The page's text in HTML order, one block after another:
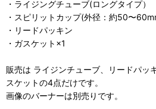
・ライジングチューブ(ロングタイプ）
・スピリットカップ(外径：約50〜
・リードパッキン
・ガスケット×1
販売は ライジンチューブ、リードパッ
スケットの4点だけです。
画像のバーナーは別売りです。